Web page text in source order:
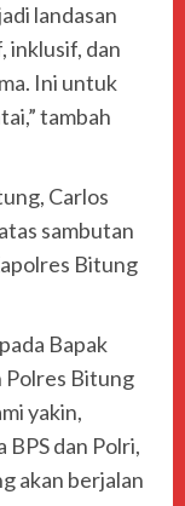
landasan
inklusif, dan
Ini untuk
tambah
Carlos
sambutan
Bitung
Bapak
Polres Bitung
yakin,
dan Polri,
akan berjalan